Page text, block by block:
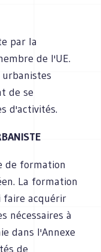
par la
de l'UE.
urbanistes
de se
d'activités.
de formation
La formation
faire acquérir
nécessaires à
dans l'Annexe
de